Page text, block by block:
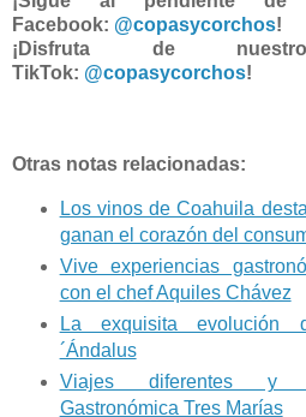
Facebook: @copasycorchos!
¡Disfruta de
TikTok: @copasycorchos!
Otras notas relacionadas:
Los vinos de Coahuila
ganan el corazón del
Vive experiencias
con el chef Aquiles Chávez
La exquisita evolución
´Ándalus
Viajes diferentes y
Gastronómica Tres Marías